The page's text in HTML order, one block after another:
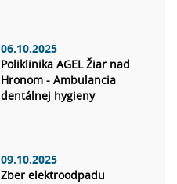
06.10.2025
Poliklinika AGEL Žiar nad
Hronom - Ambulancia
dentálnej hygieny
09.10.2025
Zber elektroodpadu